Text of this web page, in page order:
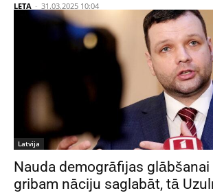
LETA - 31.03.2025 10:04
Latvija
Nauda demogrāfijas glābšanai
gribam nāciju saglabāt, tā